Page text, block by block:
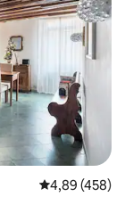
Gemiddelde
4,89 (458)